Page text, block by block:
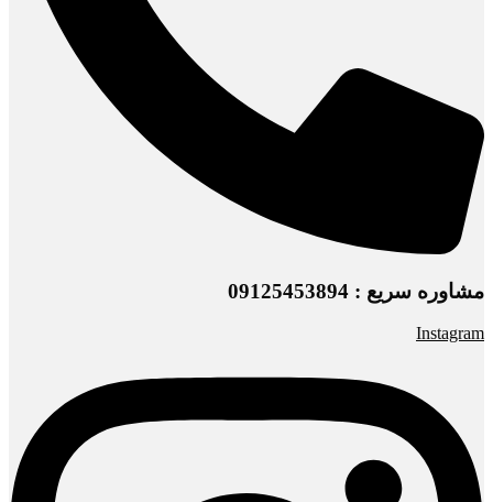
مشاوره سریع : 09125453894
Instagram